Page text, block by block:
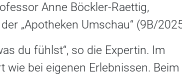
Anne Böckler-Raettig,
„Apotheken Umschau“ (9B/
du fühlst“, so die Expertin. Im
wie bei eigenen Erlebnissen. Beim